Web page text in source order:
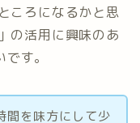
ころになるかと思
の活用に興味のあ
す。
間を味方にして少